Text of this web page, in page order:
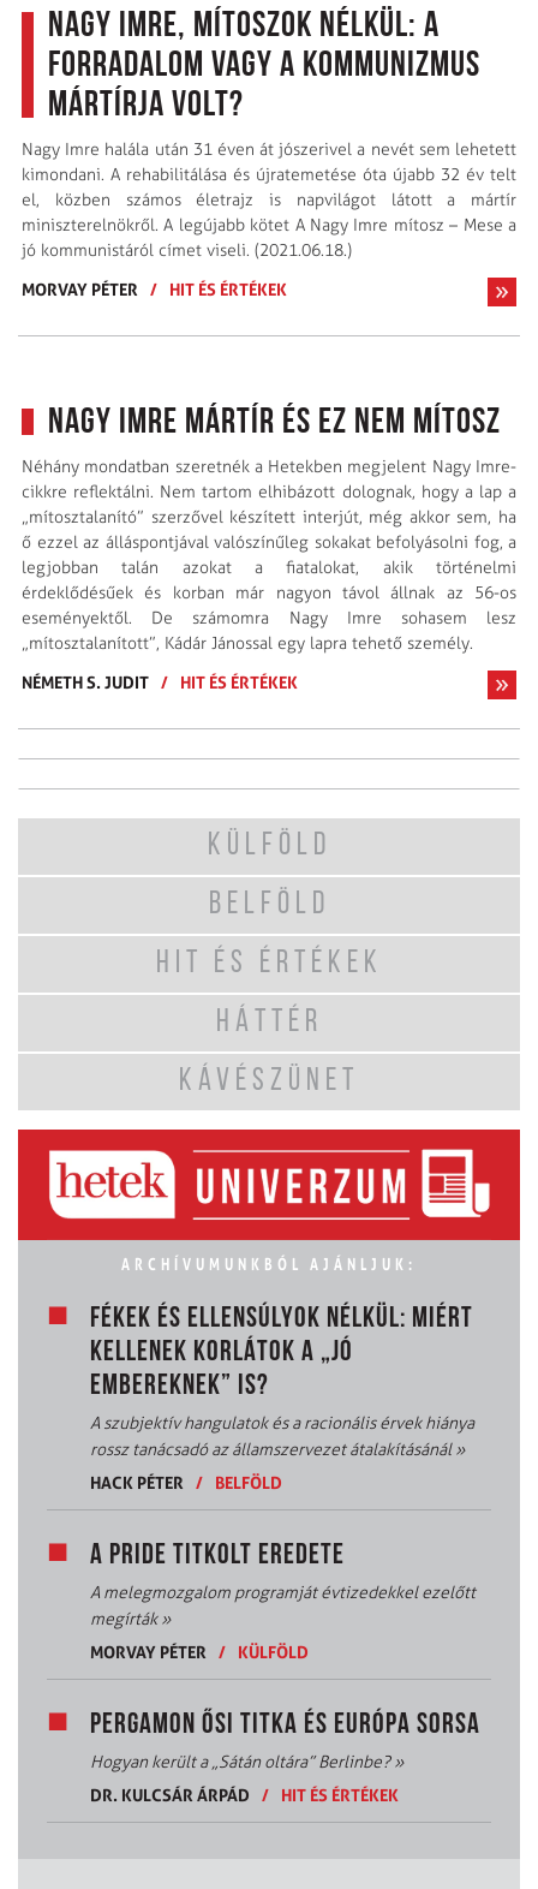
Nagy Imre, mítoszok nélkül: a
forradalom vagy a kommunizmus
mártírja volt?
Nagy Imre halála után 31 éven át jószerivel a nevét sem lehetett
kimondani. A rehabilitálása és újratemetése óta újabb 32 év telt
el, közben számos életrajz is napvilágot látott a mártír
miniszterelnökről. A legújabb kötet A Nagy Imre mítosz – Mese a
jó kommunistáról címet viseli. (2021.06.18.)
MORVAY PÉTER
/ HIT ÉS ÉRTÉKEK
Nagy Imre mártír és ez nem mítosz
Néhány mondatban szeretnék a Hetekben megjelent Nagy Imre-
cikkre reflektálni. Nem tartom elhibázott dolognak, hogy a lap a
„mítosztalanító” szerzővel készített interjút, még akkor sem, ha
ő ezzel az álláspontjával valószínűleg sokakat befolyásolni fog, a
legjobban talán azokat a fiatalokat, akik történelmi
érdeklődésűek és korban már nagyon távol állnak az 56-os
eseményektől. De számomra Nagy Imre sohasem lesz
„mítosztalanított”, Kádár Jánossal egy lapra tehető személy.
NÉMETH S. JUDIT / HIT ÉS ÉRTÉKEK
KÜLFÖLD
BELFÖLD
HIT ÉS ÉRTÉKEK
HÁTTÉR
KÁVÉSZÜNET
ARCHÍVUMUNKBÓL AJÁNLJUK:
FÉKEK ÉS ELLENSÚLYOK NÉLKÜL: MIÉRT
KELLENEK KORLÁTOK A „JÓ
EMBEREKNEK” IS?
A szubjektív hangulatok és a racionális érvek hiánya
rossz tanácsadó az államszervezet átalakításánál»
HACK PÉTER
/ BELFÖLD
A PRIDE TITKOLT EREDETE
A melegmozgalom programját évtizedekkel ezelőtt
megírták»
MORVAY PÉTER
/ KÜLFÖLD
PERGAMON ŐSI TITKA ÉS EURÓPA SORSA
Hogyan került a „Sátán oltára” Berlinbe?»
DR. KULCSÁR ÁRPÁD
/ HIT ÉS ÉRTÉKEK